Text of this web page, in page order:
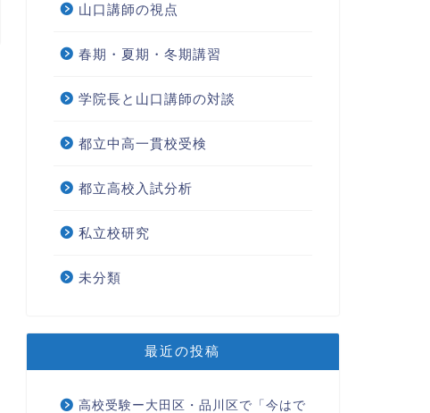
合格おめでとうございます
2020年1月12日
山口講師の視点
春期・夏期・冬期講習
学院長と山口講師の対談
都立中高一貫校受検
都立高校入試分析
私立校研究
未分類
最近の投稿
高校受験ー大田区・品川区で「今はで